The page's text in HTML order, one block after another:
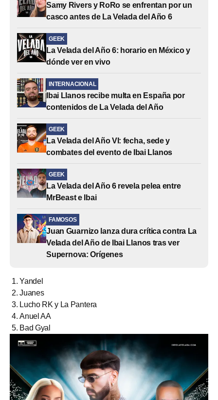
Samy Rivers y RoRo se enfrentan por un
casco antes de La Velada del Año 6
GEEK
La Velada del Año 6: horario en México y
dónde ver en vivo
INTERNACIONAL
Ibai Llanos recibe multa en España por
contenidos de La Velada del Año
GEEK
La Velada del Año VI: fecha, sede y
combates del evento de Ibai Llanos
GEEK
La Velada del Año 6 revela pelea entre
MrBeast e Ibai
FAMOSOS
Juan Guarnizo lanza dura crítica contra La
Velada del Año de Ibai Llanos tras ver
Supernova: Orígenes
Yandel
Juanes
Lucho RK y La Pantera
Anuel AA
Bad Gyal